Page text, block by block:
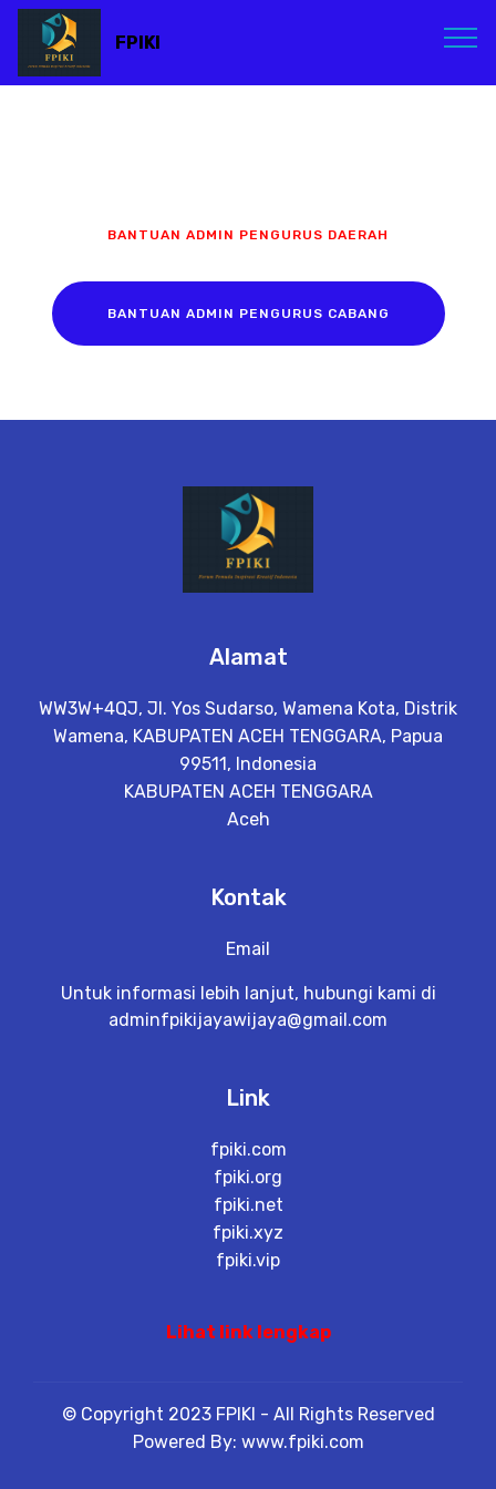
FPIKI
BANTUAN ADMIN PENGURUS DAERAH
BANTUAN ADMIN PENGURUS CABANG
Alamat
WW3W+4QJ, Jl. Yos Sudarso, Wamena Kota, Distrik
Wamena, KABUPATEN ACEH TENGGARA, Papua
99511, Indonesia
KABUPATEN ACEH TENGGARA
Aceh
Kontak
Email
Untuk informasi lebih lanjut, hubungi kami di
adminfpikijayawijaya@gmail.com
Link
fpiki.com
fpiki.org
fpiki.net
fpiki.xyz
fpiki.vip
Lihat link lengkap
© Copyright 2023 FPIKI - All Rights Reserved
Powered By: www.fpiki.com